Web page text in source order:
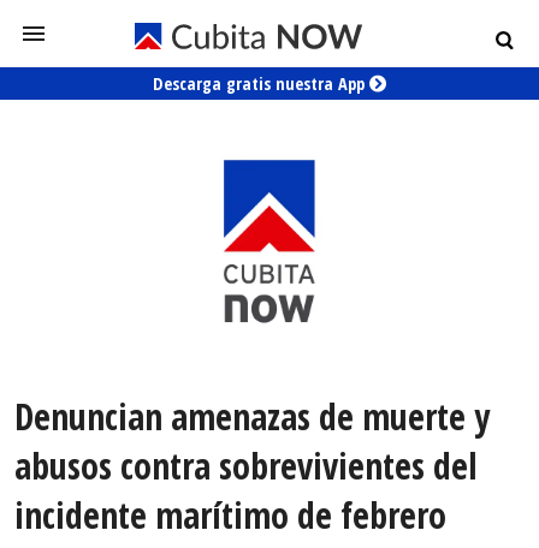
Descarga gratis nuestra App
Denuncian amenazas de muerte y
abusos contra sobrevivientes del
incidente marítimo de febrero